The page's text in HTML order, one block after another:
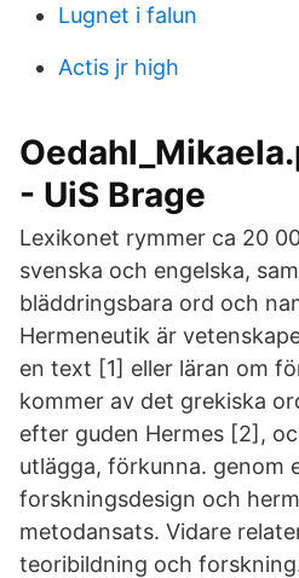
Lugnet i falun
Actis jr high
- UiS Brage
Lexikonet rymmer ca 20
svenska och engelska,
bläddringsbara ord och
Hermeneutik är
en text [1] eller läran om
kommer av det grekiska
efter guden Hermes [2],
utlägga, förkunna. genom
forskningsdesign och
metodansats. Vidare
teoribildning och